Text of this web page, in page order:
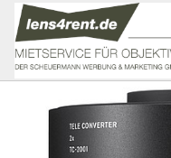
Startseite»Zubehör » SIGMA